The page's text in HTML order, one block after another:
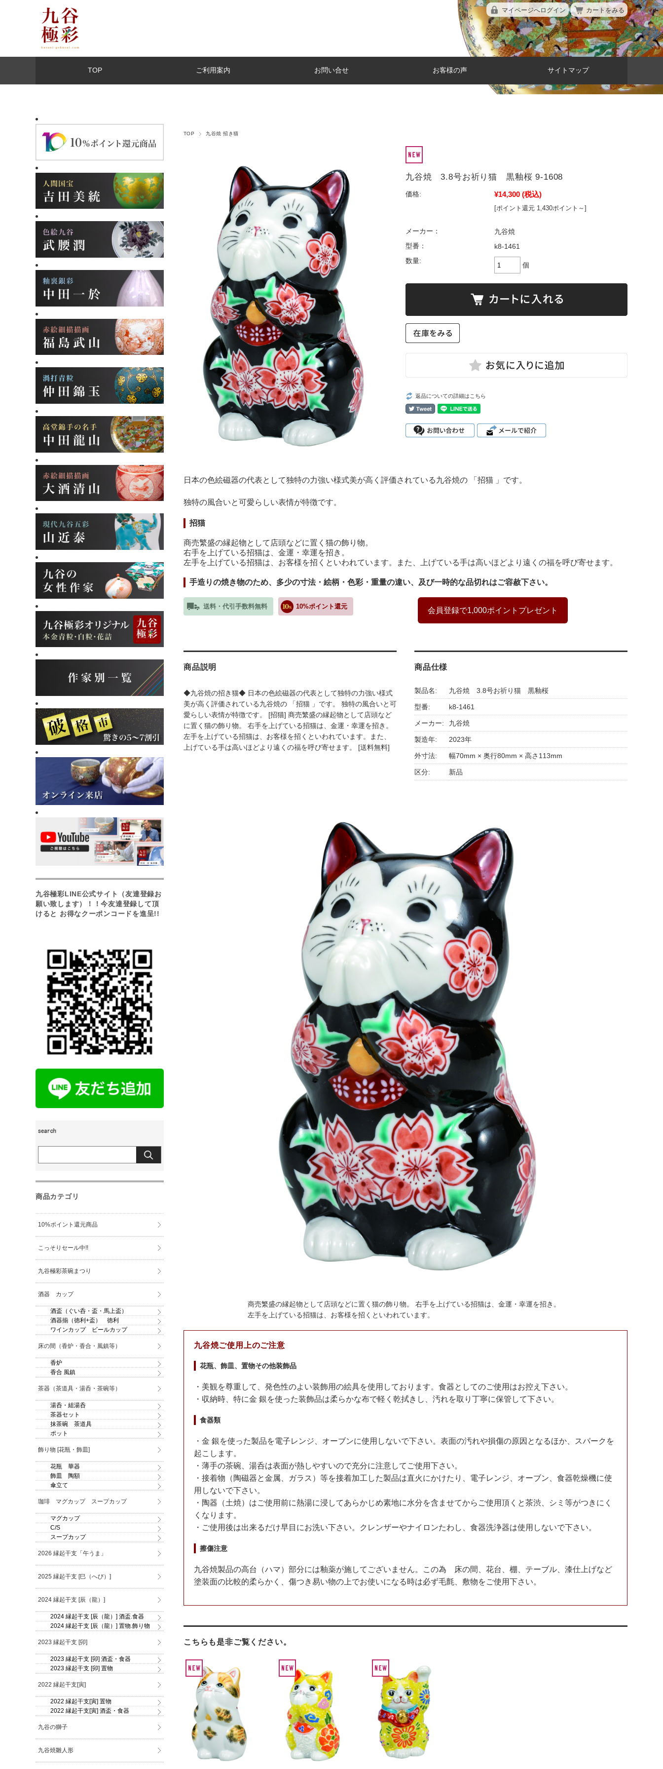
マイページへログイン カートをみる
TOP ご利用案内 お問い合せ お客様の声 サイトマップ
TOP 九谷焼 招き猫
九谷焼 3.8号お祈り猫 黒釉桜 9-1608
価格: ¥14,300 (税込)
[ポイント還元 1,430ポイント～]
メーカー：
九谷焼
型番：
k8-1461
数量:
個
返品についての詳細はこちら
日本の色絵磁器の代表として独特の力強い様式美が高く評価されている九谷焼の 「 招猫 」です。
独特の風合いと可愛らしい表情が特徴です。
招猫
商売繁盛の縁起物として店頭などに置く猫の飾り物。
右手を上げている招猫は、金運・幸運を招き。
左手を上げている招猫は、お客様を招くといわれています。また、上げている手は高いほどより遠くの福を呼び寄せます。
手造りの焼き物のため、多少の寸法・絵柄・色彩・重量の違い、及び一時的な品切れはご容赦下さい。
送料・代引手数料無料 10%ポイント還元 会員登録で1,000ポイントプレゼント
商品説明
◆九谷焼の招き猫◆ 日本の色絵磁器の代表として独特の力強い様式
美が高く評価されている九谷焼の 「招猫 」です。 独特の風合いと可
愛らしい表情が特徴です。 [招猫] 商売繁盛の縁起物として店頭など
に置く猫の飾り物。 右手を上げている招猫は、金運・幸運を招き。
左手を上げている招猫は、お客様を招くといわれています。また、
上げている手は高いほどより遠くの福を呼び寄せます。 [送料無料]
商品仕様
製品名: 九谷焼 3.8号お祈り猫 黒釉桜
型番: k8-1461
メーカー: 九谷焼
製造年: 2023年
外寸法: 幅70mm × 奥行80mm × 高さ113mm
区分: 新品
商売繁盛の縁起物として店頭などに置く猫の飾り物。 右手を上げている招猫は、金運・幸運を招き。
左手を上げている招猫は、お客様を招くといわれています。
九谷焼ご使用上のご注意
花瓶、飾皿、置物その他装飾品
・美観を尊重して、発色性のよい装飾用の絵具を使用しております。食器としてのご使用はお控え下さい。
・収納時、特に金 銀を使った装飾品は柔らかな布で軽く乾拭きし、汚れを取り丁寧に保管して下さい。
食器類
・金 銀を使った製品を電子レンジ、オーブンに使用しないで下さい。表面の汚れや損傷の原因となるほか、スパークを
起こします。
・薄手の茶碗、湯呑は表面が熱しやすいので充分に注意してご使用下さい。
・接着物（陶磁器と金属、ガラス）等を接着加工した製品は直火にかけたり、電子レンジ、オーブン、食器乾燥機に使
用しないで下さい。
・陶器（土焼）はご使用前に熱湯に浸してあらかじめ素地に水分を含ませてからご使用頂くと茶渋、シミ等がつきにく
くなります。
・ご使用後は出来るだけ早目にお洗い下さい。クレンザーやナイロンたわし、食器洗浄器は使用しないで下さい。
擦傷注意
九谷焼製品の高台（ハマ）部分には釉薬が施してございません。この為 床の間、花台、棚、テーブル、漆仕上げなど
塗装面の比較的柔らかく、傷つき易い物の上でお使いになる時は必ず毛氈、敷物をご使用下さい。
こちらも是非ご覧ください。
九谷極彩LINE公式サイト（友達登録お
願い致します）！！今友達登録して頂
けると お得なクーポンコードを進呈!!
商品カテゴリ
10%ポイント還元商品
こっそりセール中!!
九谷極彩茶碗まつり
酒器 カップ
酒盃（ぐい呑・盃・馬上盃）
酒器揃（徳利+盃） 徳利
ワインカップ ビールカップ
床の間（香炉・香合・風鎮等）
香炉
香合 風鎮
茶器（茶道具・湯呑・茶碗等）
湯呑・組湯呑
茶器セット
抹茶碗 茶道具
ポット
飾り物 [花瓶・飾皿]
花瓶 華器
飾皿 陶額
傘立て
珈琲 マグカップ スープカップ
マグカップ
C/S
スープカップ
2026 縁起干支「午うま」
2025 縁起干支 [巳（へび）]
2024 縁起干支 [辰（龍）]
2024 縁起干支 [辰（龍）] 酒盃.食器
2024 縁起干支 [辰（龍）] 置物.飾り物
2023 縁起干支 [卯]
2023 縁起干支 [卯] 酒盃・食器
2023 縁起干支 [卯] 置物
2022 縁起干支[寅]
2022 縁起干支[寅] 置物
2022 縁起干支[寅] 酒盃・食器
九谷の獅子
九谷焼雛人形